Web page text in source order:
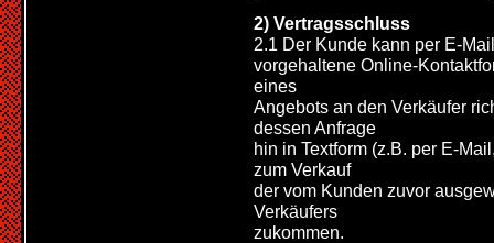
2) Vertragsschluss
2.1 Der Kunde kann per E-
vorgehaltene Online-
eines
Angebots an den Verkäufer
dessen Anfrage
hin in Textform (z.B. per E-
zum Verkauf
der vom Kunden zuvor
Verkäufers
zukommen.